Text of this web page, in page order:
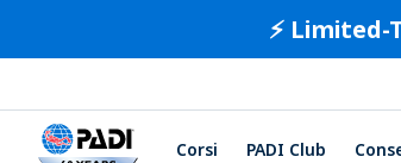
⚡️
Corsi PADI Club